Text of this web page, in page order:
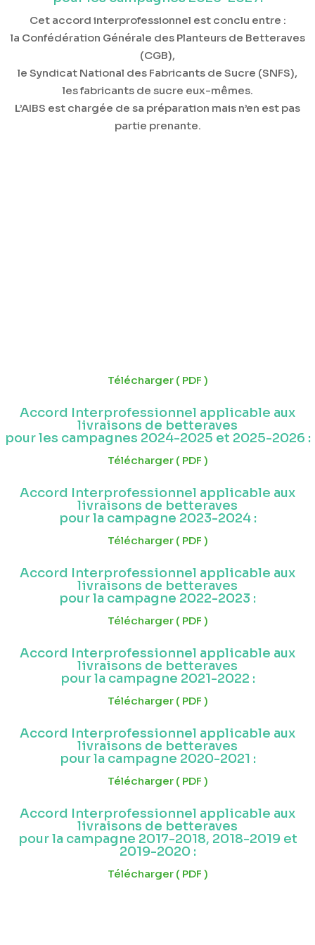
Cet accord interprofessionnel est conclu entre :
la Confédération Générale des Planteurs de Betteraves
(CGB),
le Syndicat National des Fabricants de Sucre (SNFS),
les fabricants de sucre eux-mêmes.
L’AIBS est chargée de sa préparation mais n’en est pas
partie prenante.
Télécharger ( PDF )
Accord Interprofessionnel applicable aux
livraisons de betteraves
pour les campagnes 2024-2025 et 2025-2026 :
Télécharger ( PDF )
Accord Interprofessionnel applicable aux
livraisons de betteraves
pour la campagne 2023-2024 :
Télécharger ( PDF )
Accord Interprofessionnel applicable aux
livraisons de betteraves
pour la campagne 2022-2023 :
Télécharger ( PDF )
Accord Interprofessionnel applicable aux
livraisons de betteraves
pour la campagne 2021-2022 :
Télécharger ( PDF )
Accord Interprofessionnel applicable aux
livraisons de betteraves
pour la campagne 2020-2021 :
Télécharger ( PDF )
Accord Interprofessionnel applicable aux
livraisons de betteraves
pour la campagne 2017-2018, 2018-2019 et
2019-2020 :
Télécharger ( PDF )